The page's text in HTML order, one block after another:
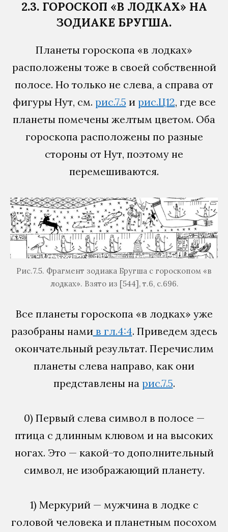
2.3. ГОРОСКОП «В ЛОДКАХ» НА
ЗОДИАКЕ БРУГША.
Планеты гороскопа «в лодках»
расположены тоже в своей собственной
полосе. Но только не слева, а справа от
фигуры Нут, см. рис.7.5 и рис.Ц12, где все
планеты помечены желтым цветом. Оба
гороскопа расположены по разные
стороны от Нут, поэтому не
перемешиваются.
Рис.7.5. Фрагмент зодиака Бругша с гороскопом «в
лодках». Взято из [544], т.6, с.696.
Все планеты гороскопа «в лодках» уже
разобраны намив гл.4:4. Приведем здесь
окончательный результат. Перечислим
планеты слева направо, как они
представлены на рис.7.5.
0) Первый слева символ в полосе —
птица с длинным клювом и на высоких
ногах. Это — какой-то дополнительный
символ, не изображающий планету.
1) Меркурий — мужчина в лодке с
головой человека и планетным посохом